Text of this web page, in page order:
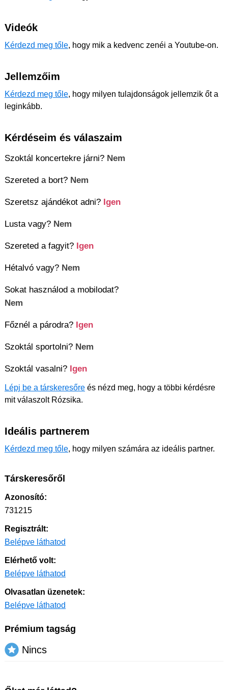
Videók
Kérdezd meg tőle, hogy mik a kedvenc zenéi a Youtube-on.
Jellemzőim
Kérdezd meg tőle, hogy milyen tulajdonságok jellemzik őt a
leginkább.
Kérdéseim és válaszaim
Szoktál koncertekre járni? Nem
Szereted a bort? Nem
Szeretsz ajándékot adni? Igen
Lusta vagy? Nem
Szereted a fagyit? Igen
Hétalvó vagy? Nem
Sokat használod a mobilodat?
Nem
Főznél a párodra? Igen
Szoktál sportolni? Nem
Szoktál vasalni? Igen
Lépj be a társkeresőre és nézd meg, hogy a többi kérdésre
mit válaszolt Rózsika.
Ideális partnerem
Kérdezd meg tőle, hogy milyen számára az ideális partner.
Társkeresőről
Azonosító:
731215
Regisztrált:
Belépve láthatod
Elérhető volt:
Belépve láthatod
Olvasatlan üzenetek:
Belépve láthatod
Prémium tagság
Nincs